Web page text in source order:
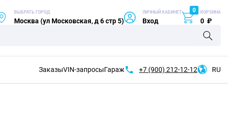
ВЫБРАТЬ ГОРОД
Москва (ул Московская, д 6 стр 5)
ЛИЧНЫЙ КАБИНЕТ
Вход
0 КОРЗИНА
0 ₽
ЗаказыVIN-запросыГараж +7 (900) 212-12-12 RU